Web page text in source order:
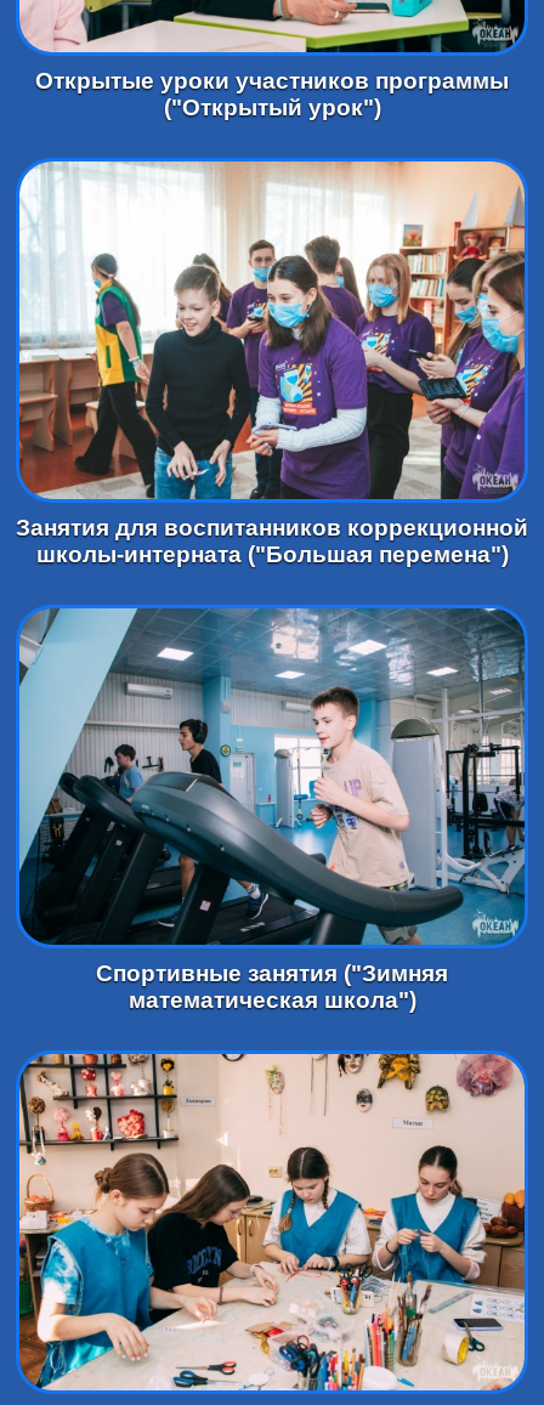
Открытые уроки участников программы
("Открытый урок")
Занятия для воспитанников коррекционной
школы-интерната ("Большая перемена")
Спортивные занятия ("Зимняя
математическая школа")